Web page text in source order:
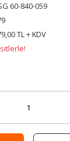
60-840-059
TL + KDV